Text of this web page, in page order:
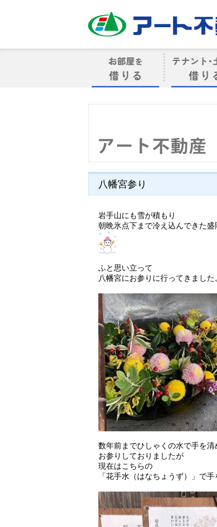
八幡宮参り
岩手山にも雪が積もり
朝晩氷点下まで冷え込んできた盛
ふと思い立って
八幡宮にお参りに行ってきました
数年前までひしゃくの水で手を清
お参りしておりましたが
現在はこちらの
「花手水（はなちょうず）」で